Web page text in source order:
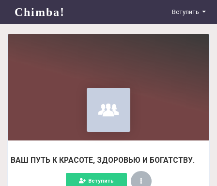
Chimba! Вступить
ВАШ ПУТЬ К КРАСОТЕ, ЗДОРОВЬЮ И БОГАТСТВУ.
Вступить